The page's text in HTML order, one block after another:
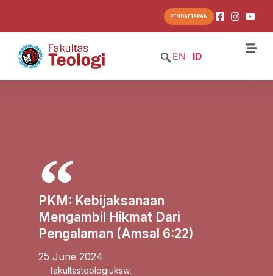
PENDAFTARAN
EN ID
PKM: Kebijaksanaan
Mengambil Hikmat Dari
Pengalaman (Amsal 6:22)
25 June 2024
fakultasteologiuksw,